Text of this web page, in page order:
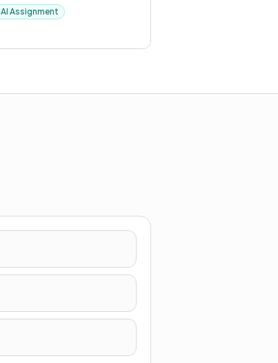
AI Assignment